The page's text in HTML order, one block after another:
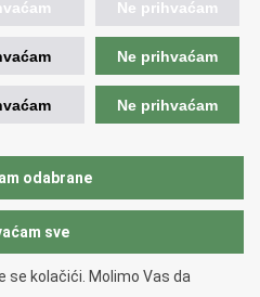
arheologiju u Zadru (MCPA)
i medija.
Ne prihvaćam
Ne prihvaćam
Ne prihvaćam
odabrane
sve
se kolačići. Molimo Vas da